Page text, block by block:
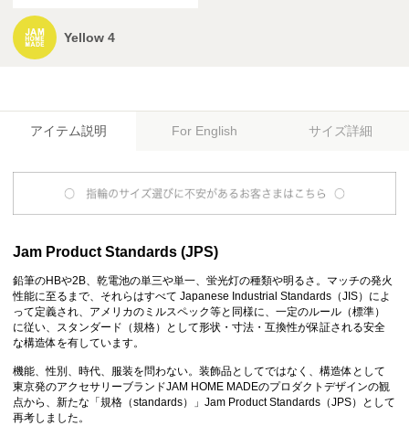
Yellow 4
アイテム説明 For English サイズ詳細
Jam Product Standards (JPS)
鉛筆のHBや2B、乾電池の単三や単一、蛍光灯の種類や明るさ。マッチの発火
性能に至るまで、それらはすべて Japanese Industrial Standards（JIS）によ
って定義され、アメリカのミルスペック等と同様に、一定のルール（標準）
に従い、スタンダード（規格）として形状・寸法・互換性が保証される安全
な構造体を有しています。
機能、性別、時代、服装を問わない。装飾品としてではなく、構造体として
東京発のアクセサリーブランドJAM HOME MADEのプロダクトデザインの観
点から、新たな「規格（standards）」Jam Product Standards（JPS）として
再考しました。